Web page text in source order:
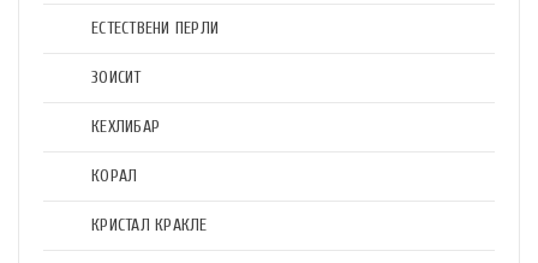
ЕСТЕСТВЕНИ ПЕРЛИ
ЗОИСИТ
КЕХЛИБАР
КОРАЛ
КРИСТАЛ КРАКЛЕ